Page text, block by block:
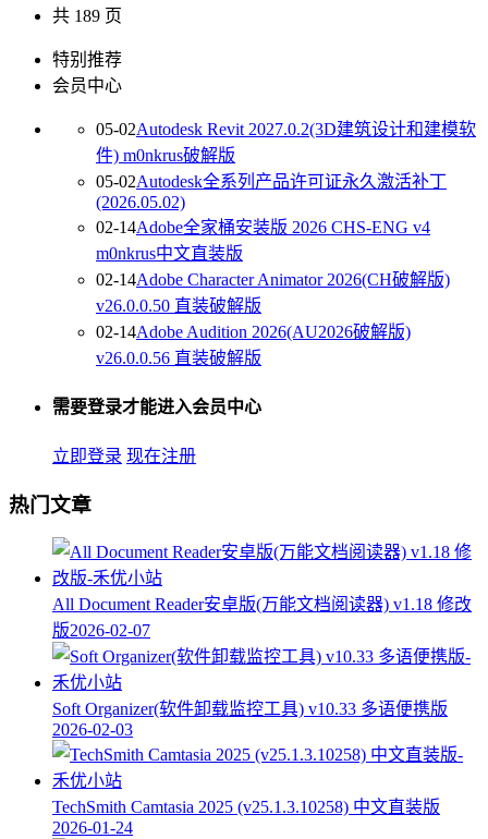
共 189 页
特别推荐
会员中心
05-02Autodesk Revit 2027.0.2(3D建筑设计和建模软
件) m0nkrus破解版
05-02Autodesk全系列产品许可证永久激活补丁
(2026.05.02)
02-14Adobe全家桶安装版 2026 CHS-ENG v4
m0nkrus中文直装版
02-14Adobe Character Animator 2026(CH破解版)
v26.0.0.50 直装破解版
02-14Adobe Audition 2026(AU2026破解版)
v26.0.0.56 直装破解版
需要登录才能进入会员中心
立即登录 现在注册
热门文章
All Document Reader安卓版(万能文档阅读器) v1.18 修改
版2026-02-07
Soft Organizer(软件卸载监控工具) v10.33 多语便携版
2026-02-03
TechSmith Camtasia 2025 (v25.1.3.10258) 中文直装版
2026-01-24